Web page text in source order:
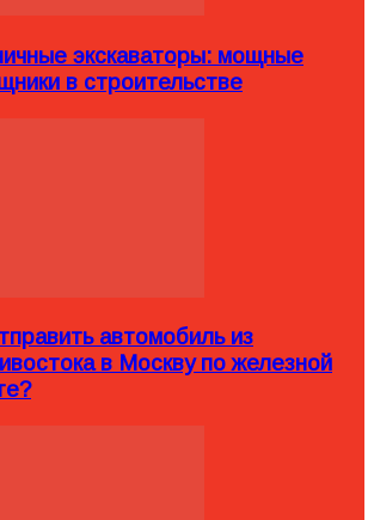
экскаваторы: мощные
в строительстве
автомобиль из
в Москву по железной